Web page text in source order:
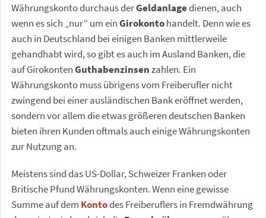
Währungskonto durchaus derGeldanlagedienen, auch
wenn es sich „nur“ um einGirokontohandelt. Denn wie es
auch in Deutschland bei einigen Banken mittlerweile
gehandhabt wird, so gibt es auch im Ausland Banken, die
auf GirokontenGuthabenzinsenzahlen. Ein
Währungskonto muss übrigens vom Freiberufler nicht
zwingend bei einer ausländischen Bank eröffnet werden,
sondern vor allem die etwas größeren deutschen Banken
bieten ihren Kunden oftmals auch einige Währungskonten
zur Nutzung an.
Meistens sind das US-Dollar, Schweizer Franken oder
Britische Pfund Währungskonten. Wenn eine gewisse
Summe auf dem Kontodes Freiberuflers in Fremdwährung